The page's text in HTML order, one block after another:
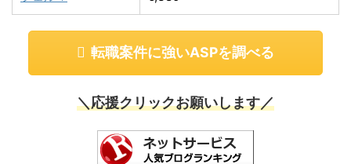
転職案件に強いASPを調べる
＼応援クリックお願いします／